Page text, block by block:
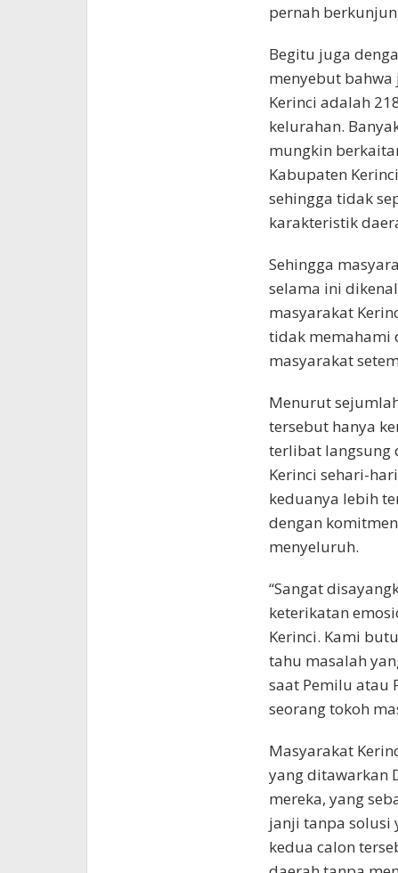
pernah
Begitu juga
menyebut
Kerinci adalah
kelurahan.
mungkin
Kabupaten
sehingga tidak
karakteristik
Sehingga
selama ini
masyarakat
tidak memahami
masyarakat
Menurut
tersebut hanya
terlibat langsung
Kerinci sehari-
keduanya lebih
dengan
menyeluruh.
“Sangat
keterikatan
Kerinci. Kami
tahu masalah
saat Pemilu atau
seorang tokoh
Masyarakat
yang ditawarkan
mereka, yang
janji tanpa solusi
kedua calon